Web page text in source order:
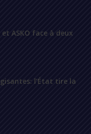
et ASKO face à deux
l’État tire la